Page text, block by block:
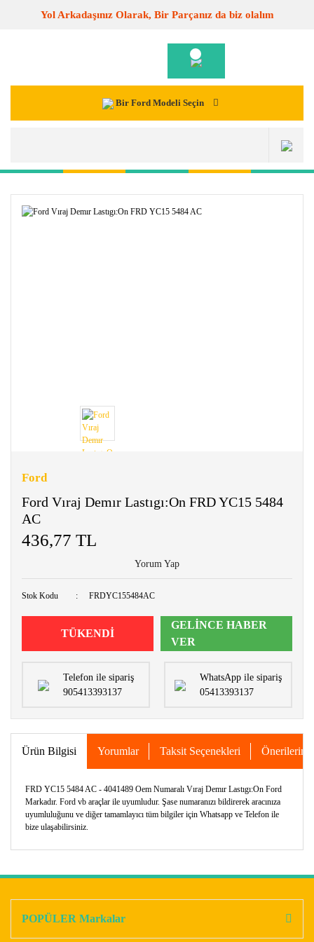
Yol Arkadaşınız Olarak, Bir Parçanız da biz olalım
Bir Ford Modeli Seçin
Ford
Ford Vıraj Demır Lastıgı:On FRD YC15 5484
AC
436,77 TL
Yorum Yap
Stok Kodu FRDYC155484AC
TÜKENDİ
GELİNCE HABER
VER
Telefon ile sipariş
905413393137
WhatsApp ile sipariş
05413393137
Ürün Bilgisi Yorumlar Taksit Seçenekleri Önerileriniz
FRD YC15 5484 AC - 4041489 Oem Numaralı Vıraj Demır Lastıgı:On Ford
Markadır. Ford vb araçlar ile uyumludur. Şase numaranızı bildirerek aracınıza
uyumluluğunu ve diğer tamamlayıcı tüm bilgiler için Whatsapp ve Telefon ile
bize ulaşabilirsiniz.
POPÜLER Markalar